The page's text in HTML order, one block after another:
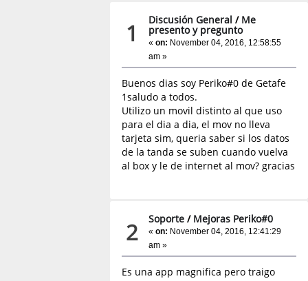
1 Discusión General / Me
presento y pregunto
«on: November 04, 2016, 12:58:55
am »
Buenos dias soy Periko#0 de Getafe
1saludo a todos.
Utilizo un movil distinto al que uso
para el dia a dia, el mov no lleva
tarjeta sim, queria saber si los datos
de la tanda se suben cuando vuelva
al box y le de internet al mov? gracias
2 Soporte / Mejoras Periko#0
«on: November 04, 2016, 12:41:29
am »
Es una app magnifica pero traigo